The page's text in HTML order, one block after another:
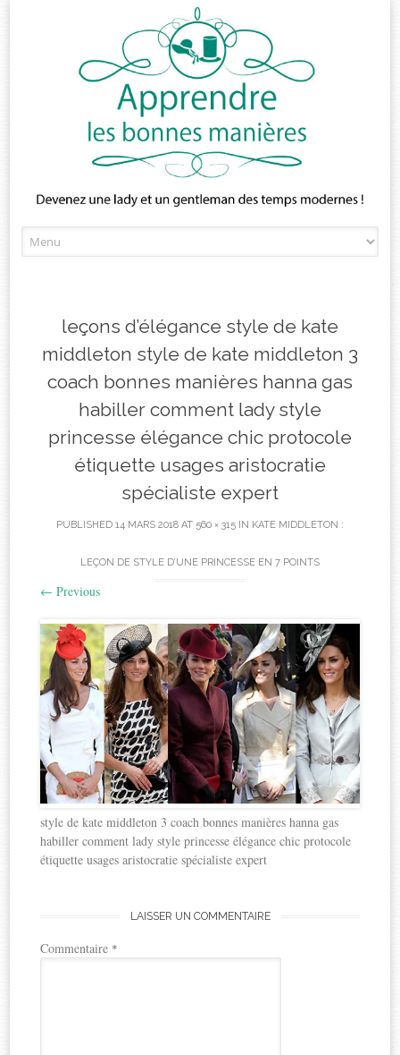
to
leçons d’élégance style de kate
middleton style de kate middleton 3
coach bonnes manières hanna gas
habiller comment lady style
princesse élégance chic protocole
étiquette usages aristocratie
spécialiste expert
PUBLISHED 14 MARS 2018 AT 560 × 315 IN KATE MIDDLETON :
LEÇON DE STYLE D’UNE PRINCESSE EN 7 POINTS
← Previous
style de kate middleton 3 coach bonnes manières hanna gas
habiller comment lady style princesse élégance chic protocole
étiquette usages aristocratie spécialiste expert
LAISSER UN COMMENTAIRE
Commentaire *